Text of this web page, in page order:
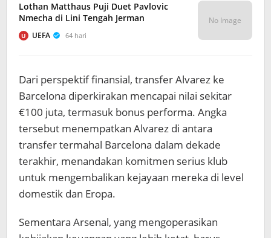
Lothan Matthaus Puji Duet Pavlovic
Nmecha di Lini Tengah Jerman
U UEFA 64 hari
No Image
Dari perspektif finansial, transfer Alvarez ke
Barcelona diperkirakan mencapai nilai sekitar
€100 juta, termasuk bonus performa. Angka
tersebut menempatkan Alvarez di antara
transfer termahal Barcelona dalam dekade
terakhir, menandakan komitmen serius klub
untuk mengembalikan kejayaan mereka di level
domestik dan Eropa.
Sementara Arsenal, yang mengoperasikan